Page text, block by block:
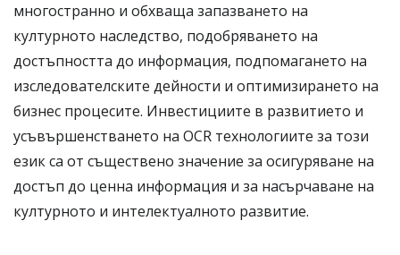
многостранно и обхваща запазването на
културното наследство, подобряването на
достъпността до информация, подпомагането на
изследователските дейности и оптимизирането на
бизнес процесите. Инвестициите в развитието и
усъвършенстването на OCR технологиите за този
език са от съществено значение за осигуряване на
достъп до ценна информация и за насърчаване на
културното и интелектуалното развитие.